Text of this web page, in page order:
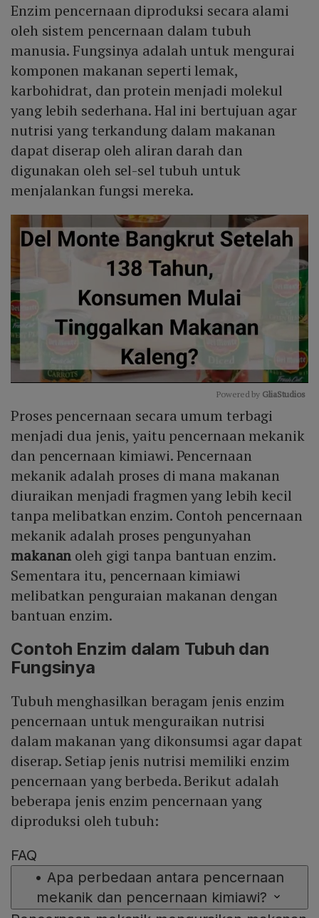
Enzim pencernaan diproduksi secara alami
oleh sistem pencernaan dalam tubuh
manusia. Fungsinya adalah untuk mengurai
komponen makanan seperti lemak,
karbohidrat, dan protein menjadi molekul
yang lebih sederhana. Hal ini bertujuan agar
nutrisi yang terkandung dalam makanan
dapat diserap oleh aliran darah dan
digunakan oleh sel-sel tubuh untuk
menjalankan fungsi mereka.
Mute
Powered by GliaStudios
Proses pencernaan secara umum terbagi
menjadi dua jenis, yaitu pencernaan mekanik
dan pencernaan kimiawi. Pencernaan
mekanik adalah proses di mana makanan
diuraikan menjadi fragmen yang lebih kecil
tanpa melibatkan enzim. Contoh pencernaan
mekanik adalah proses pengunyahan
makanan oleh gigi tanpa bantuan enzim.
Sementara itu, pencernaan kimiawi
melibatkan penguraian makanan dengan
bantuan enzim.
Contoh Enzim dalam Tubuh dan
Fungsinya
Tubuh menghasilkan beragam jenis enzim
pencernaan untuk menguraikan nutrisi
dalam makanan yang dikonsumsi agar dapat
diserap. Setiap jenis nutrisi memiliki enzim
pencernaan yang berbeda. Berikut adalah
beberapa jenis enzim pencernaan yang
diproduksi oleh tubuh:
FAQ
• Apa perbedaan antara pencernaan
mekanik dan pencernaan kimiawi?